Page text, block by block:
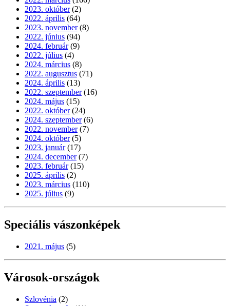
2023. október (2)
2022. április (64)
2023. november (8)
2022. június (94)
2024. február (9)
2022. július (4)
2024. március (8)
2022. augusztus (71)
2024. április (13)
2022. szeptember (16)
2024. május (15)
2022. október (24)
2024. szeptember (6)
2022. november (7)
2024. október (5)
2023. január (17)
2024. december (7)
2023. február (15)
2025. április (2)
2023. március (110)
2025. július (9)
Speciális vászonképek
2021. május (5)
Városok-országok
Szlovénia (2)